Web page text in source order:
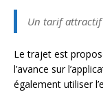
Un tarif attractif
Le trajet est
l’avance sur
également utiliser